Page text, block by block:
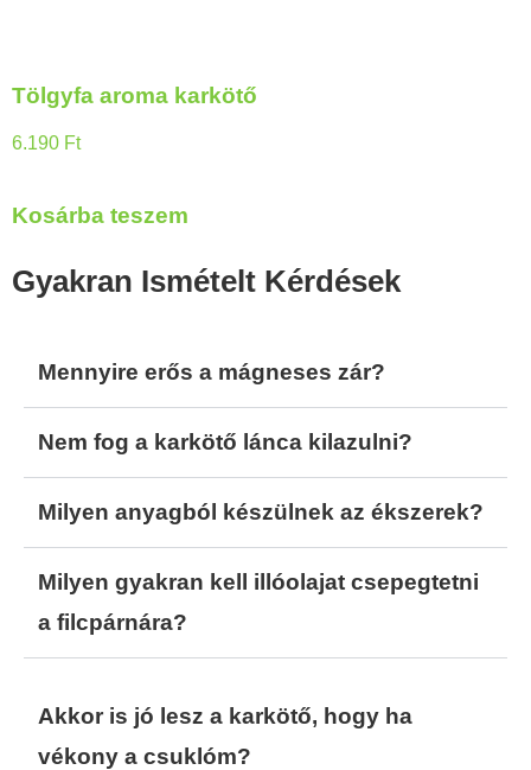
Tölgyfa aroma karkötő
6.190 Ft
Kosárba teszem
Gyakran Ismételt Kérdések
Mennyire erős a mágneses zár?
Nem fog a karkötő lánca kilazulni?
Milyen anyagból készülnek az ékszerek?
Milyen gyakran kell illóolajat csepegtetni
a filcpárnára?
Akkor is jó lesz a karkötő, hogy ha
vékony a csuklóm?